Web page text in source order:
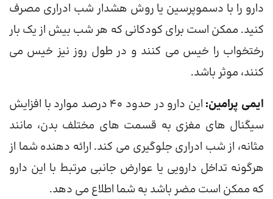
دارو را با دسموپرسین یا روش هشدار شب ادراری مصرف
کنید. ممکن است برای کودکانی که هر شب بیش از یک بار
رختخواب را خیس می کنند و در طول روز نیز خیس می
کنند، موثر باشد.
ایمی پرامین:
این دارو در حدود 40 درصد موارد با افزایش
سیگنال های مغزی به قسمت های مختلف بدن، مانند
مثانه، از شب ادراری جلوگیری می کند. ارائه دهنده شما از
هرگونه تداخل دارویی یا عوارض جانبی مرتبط با این دارو
که ممکن است مضر باشد به شما اطلاع می دهد.